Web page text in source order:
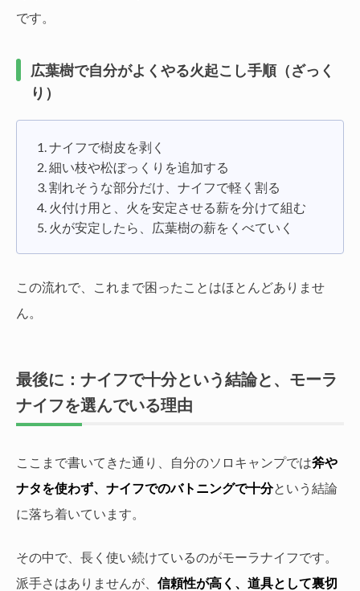
です。
広葉樹で自分がよくやる火起こし手順（ざっく
り）
ナイフで樹皮を剥く
細い枝や松ぼっくりを追加する
割れそうな部分だけ、ナイフで軽く割る
火付け用と、火を安定させる薪を分けて組む
火が安定したら、広葉樹の薪をくべていく
この流れで、これまで困ったことはほとんどありませ
ん。
最後に：ナイフで十分という結論と、モーラ
ナイフを選んでいる理由
ここまで書いてきた通り、自分のソロキャンプでは斧や
ナタを使わず、ナイフでのバトニングで十分という結論
に落ち着いています。
その中で、長く使い続けているのがモーラナイフです。
派手さはありませんが、 信頼性が高く、道具として裏切